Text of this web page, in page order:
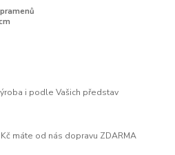
i podle Vašich představ
máte od nás dopravu ZDARMA